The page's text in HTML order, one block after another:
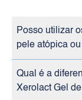
Posso utilizar
pele atópica
Qual é a
Xerolact Gel